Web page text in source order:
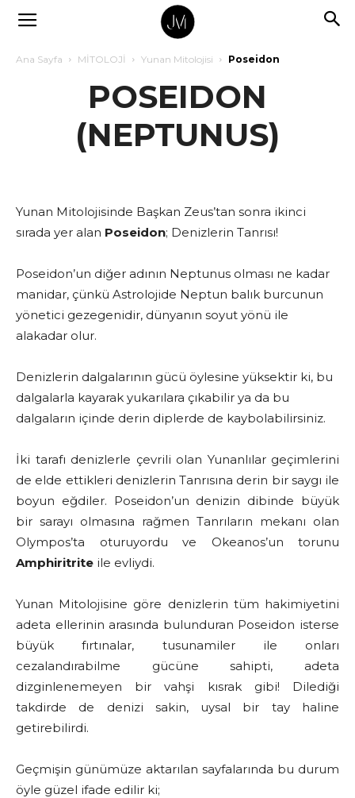
Ana Sayfa MİTOLOJİ Yunan Mitolojisi Poseidon
POSEIDON
(NEPTUNUS)
Yunan Mitolojisinde Başkan Zeus’tan sonra ikinci
sırada yer alan Poseidon; Denizlerin Tanrısı!
Poseidon’un diğer adının Neptunus olması ne kadar
manidar, çünkü Astrolojide Neptun balık burcunun
yönetici gezegenidir, dünyanın soyut yönü ile
alakadar olur.
Denizlerin dalgalarının gücü öylesine yüksektir ki, bu
dalgalarla kayarak yukarılara çıkabilir ya da bu
dalgaların içinde derin diplerde de kaybolabilirsiniz.
İki tarafı denizlerle çevrili olan Yunanlılar geçimlerini
de elde ettikleri denizlerin Tanrısına derin bir saygı ile
boyun eğdiler. Poseidon’un denizin dibinde büyük
bir sarayı olmasına rağmen Tanrıların mekanı olan
Olympos’ta oturuyordu ve Okeanos’un torunu
Amphiritrite ile evliydi.
Yunan Mitolojisine göre denizlerin tüm hakimiyetini
adeta ellerinin arasında bulunduran Poseidon isterse
büyük fırtınalar, tusunamiler ile onları
cezalandırabilme gücüne sahipti, adeta
dizginlenemeyen bir vahşi kısrak gibi! Dilediği
takdirde de denizi sakin, uysal bir tay haline
getirebilirdi.
Geçmişin günümüze aktarılan sayfalarında bu durum
öyle güzel ifade edilir ki;